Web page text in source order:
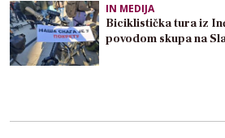
IN MEDIJA
Biciklistička tura iz
povodom skupa na